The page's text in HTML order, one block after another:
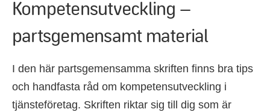
Kompetensutveckling –
partsgemensamt material
I den här partsgemensamma skriften finns bra tips
och handfasta råd om kompetensutveckling i
tjänsteföretag. Skriften riktar sig till dig som är